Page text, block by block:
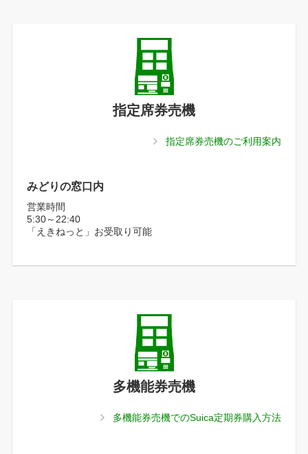
指定席券売機
指定席券売機のご利用案内
みどりの窓口内
営業時間
5:30～22:40
「えきねっと」お受取り可能
多機能券売機
多機能券売機でのSuica定期券購入方法